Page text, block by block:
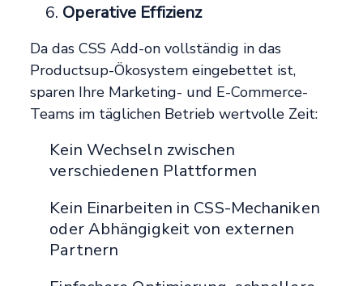
Operative Effizienz
Da das CSS Add-on vollständig in das
Productsup-Ökosystem eingebettet ist,
sparen Ihre Marketing- und E-Commerce-
Teams im täglichen Betrieb wertvolle Zeit:
Kein Wechseln zwischen
verschiedenen Plattformen
Kein Einarbeiten in CSS-Mechaniken
oder Abhängigkeit von externen
Partnern